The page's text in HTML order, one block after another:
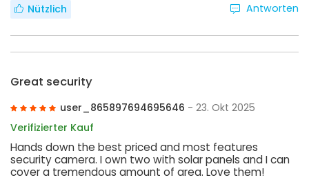
Nützlich Antworten
Great security
user_865897694695646 - 23. Okt 2025
Verifizierter Kauf
Hands down the best priced and most features
security camera. I own two with solar panels and I can
cover a tremendous amount of area. Love them!